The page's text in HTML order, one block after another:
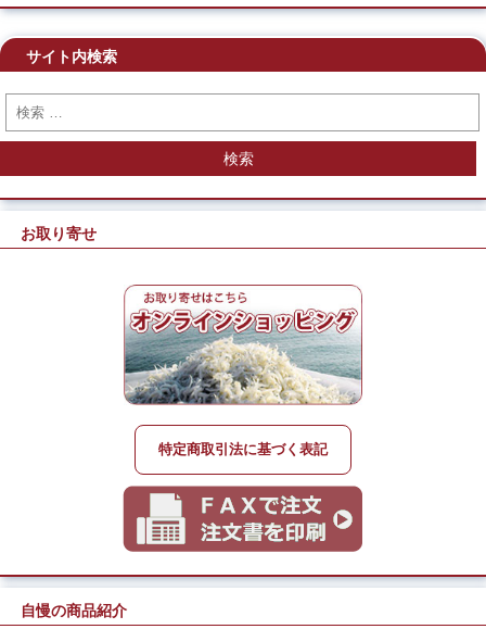
サイト内検索
検索
お取り寄せ
特定商取引法に基づく表記
自慢の商品紹介